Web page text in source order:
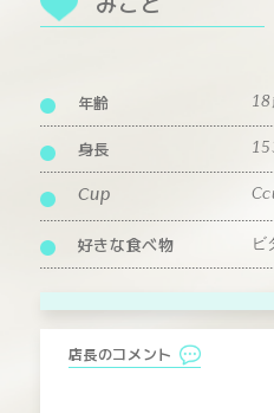
年齢 18
身長
Cup
好きな食べ物 ビ
店長のコメント